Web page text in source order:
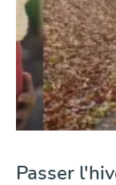
Passer